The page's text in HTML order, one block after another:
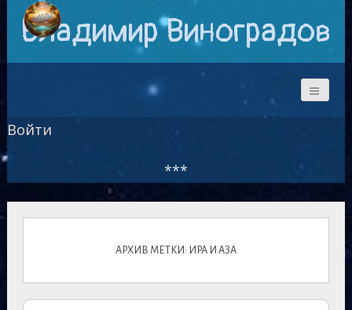
Владимир Виноградов
Войти
***
АРХИВ МЕТКИ: ИРА И АЗА